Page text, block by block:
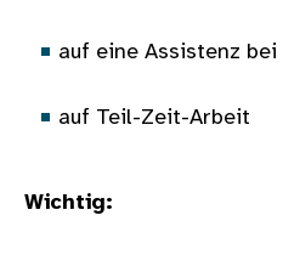
auf eine Assistenz
auf Teil-Zeit-Arbeit
Wichtig: